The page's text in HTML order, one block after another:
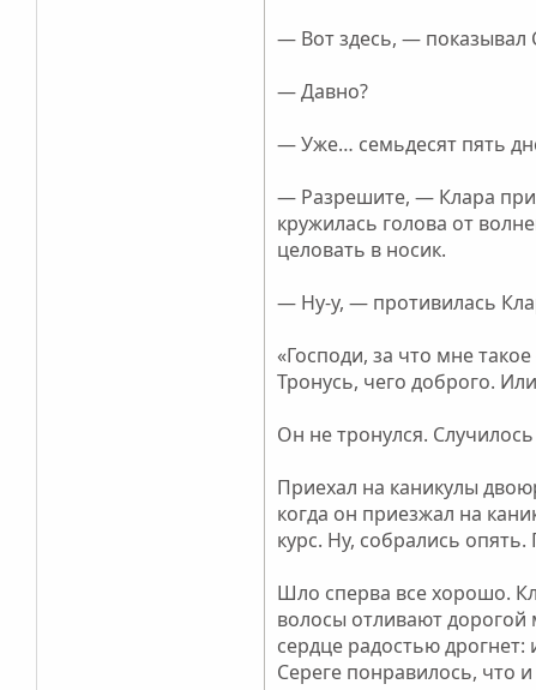
— Вот здесь, — показывал
— Давно?
— Уже… семьдесят пять
— Разрешите, — Клара
кружилась голова от
целовать в носик.
— Ну-у, — противилась
«Господи, за что мне
Тронусь, чего доброго.
Он не тронулся.
Приехал на каникулы
когда он приезжал на
курс. Ну, собрались
Шло сперва все хорошо.
волосы отливают дорогой
сердце радостью
Сереге понравилось, что